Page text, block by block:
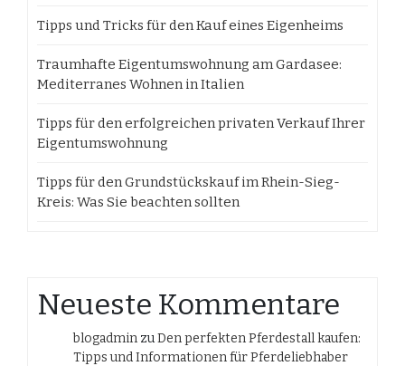
Tipps und Tricks für den Kauf eines Eigenheims
Traumhafte Eigentumswohnung am Gardasee:
Mediterranes Wohnen in Italien
Tipps für den erfolgreichen privaten Verkauf Ihrer
Eigentumswohnung
Tipps für den Grundstückskauf im Rhein-Sieg-
Kreis: Was Sie beachten sollten
Neueste Kommentare
blogadmin zuDen perfekten Pferdestall kaufen:
Tipps und Informationen für Pferdeliebhaber